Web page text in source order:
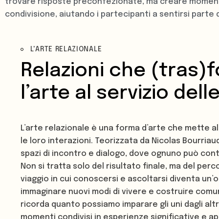
trovare risposte preconfezionate, ma creare
condivisione, aiutando i partecipanti a sentirsi parte
L'ARTE RELAZIONALE
Relazioni che
l’arte al servizio
L’arte relazionale è una forma d’arte che mette
le loro interazioni. Teorizzata da Nicolas
spazi di incontro e dialogo, dove ognuno può
Non si tratta solo del risultato finale, ma del
viaggio in cui conoscersi e ascoltarsi diventa
immaginare nuovi modi di vivere e costruire
ricorda quanto possiamo imparare gli uni dagli
momenti condivisi in esperienze significative e